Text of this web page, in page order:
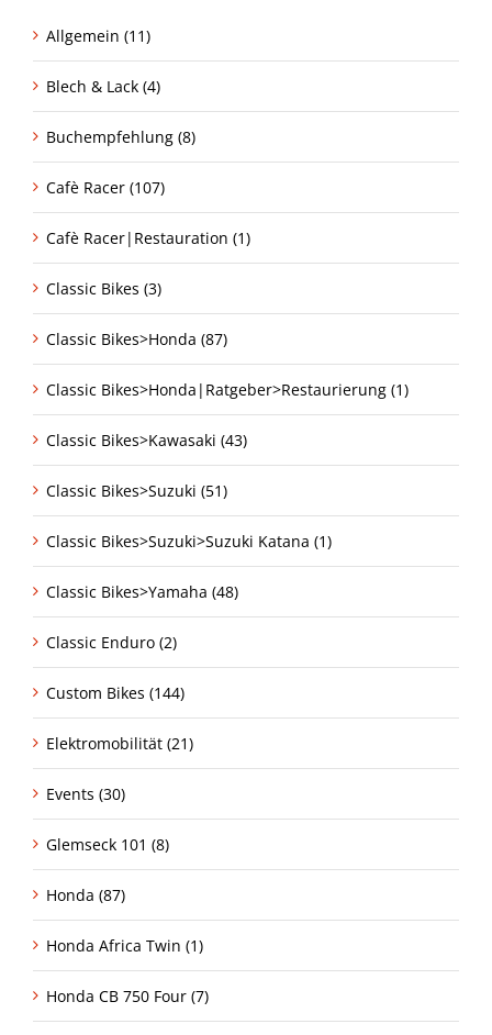
Allgemein (11)
Blech & Lack (4)
Buchempfehlung (8)
Cafè Racer (107)
Cafè Racer|Restauration (1)
Classic Bikes (3)
Classic Bikes>Honda (87)
Classic Bikes>Honda|Ratgeber>Restaurierung (1)
Classic Bikes>Kawasaki (43)
Classic Bikes>Suzuki (51)
Classic Bikes>Suzuki>Suzuki Katana (1)
Classic Bikes>Yamaha (48)
Classic Enduro (2)
Custom Bikes (144)
Elektromobilität (21)
Events (30)
Glemseck 101 (8)
Honda (87)
Honda Africa Twin (1)
Honda CB 750 Four (7)